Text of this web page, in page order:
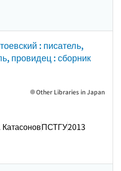
: писатель,
провидец : сборник
ПСТГУ2013
Other Libraries in Japan